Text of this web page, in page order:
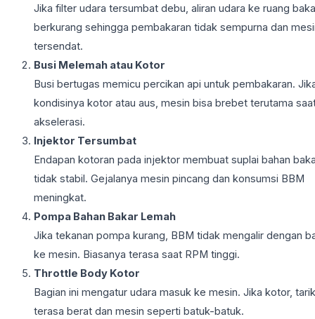
Jika filter udara tersumbat debu, aliran udara ke ruang
berkurang sehingga pembakaran tidak sempurna dan
tersendat.
Busi Melemah atau Kotor
Busi bertugas memicu percikan api untuk pembakaran.
kondisinya kotor atau aus, mesin bisa brebet terutama
akselerasi.
Injektor Tersumbat
Endapan kotoran pada injektor membuat suplai bahan
tidak stabil. Gejalanya mesin pincang dan konsumsi BBM
meningkat.
Pompa Bahan Bakar Lemah
Jika tekanan pompa kurang, BBM tidak mengalir dengan
ke mesin. Biasanya terasa saat RPM tinggi.
Throttle Body Kotor
Bagian ini mengatur udara masuk ke mesin. Jika kotor,
terasa berat dan mesin seperti batuk-batuk.